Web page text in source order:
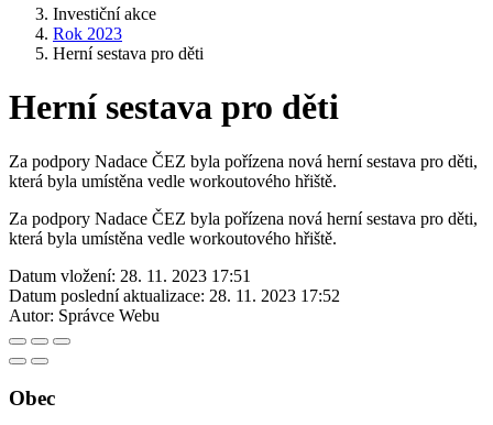
Investiční akce
Rok 2023
Herní sestava pro děti
Herní sestava pro děti
Za podpory Nadace ČEZ byla pořízena nová herní sestava pro děti,
která byla umístěna vedle workoutového hřiště.
Za podpory Nadace ČEZ byla pořízena nová herní sestava pro děti,
která byla umístěna vedle workoutového hřiště.
Datum vložení: 28. 11. 2023 17:51
Datum poslední aktualizace: 28. 11. 2023 17:52
Autor: Správce Webu
Obec